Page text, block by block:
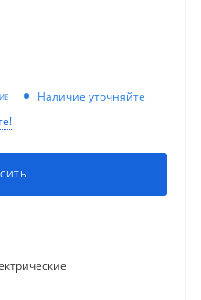
Наличие уточняйте